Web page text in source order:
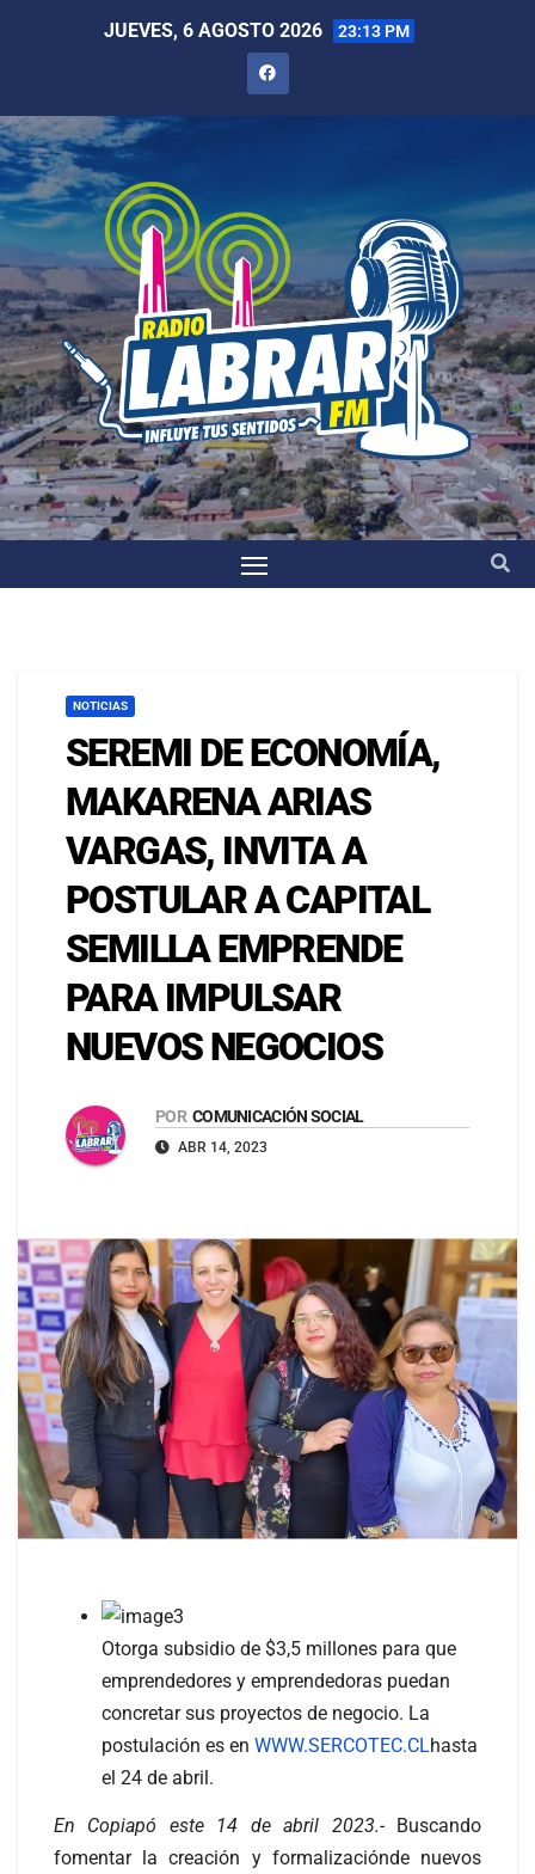
JUEVES, 6 AGOSTO 2026 23:13 PM
NOTICIAS
SEREMI DE ECONOMÍA,
MAKARENA ARIAS
VARGAS, INVITA A
POSTULAR A CAPITAL
SEMILLA EMPRENDE
PARA IMPULSAR
NUEVOS NEGOCIOS
POR COMUNICACIÓN SOCIAL
ABR 14, 2023
Otorga subsidio de $3,5 millones para que
emprendedores y emprendedoras puedan
concretar sus proyectos de negocio. La
postulación es en WWW.SERCOTEC.CLhasta
el 24 de abril.
En Copiapó este 14 de abril 2023.- Buscando
fomentar la creación y formalizaciónde nuevos